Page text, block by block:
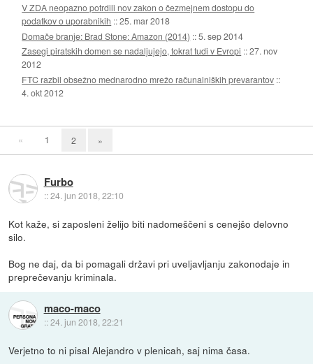
V ZDA neopazno potrdili nov zakon o čezmejnem dostopu do
podatkov o uporabnikih ::25. mar 2018
Domače branje: Brad Stone: Amazon (2014) ::5. sep 2014
Zasegi piratskih domen se nadaljujejo, tokrat tudi v Evropi ::27. nov
2012
FTC razbil obsežno mednarodno mrežo računalniških prevarantov ::
4. okt 2012
« 1 2 »
Furbo
::24. jun 2018, 22:10
Kot kaže, si zaposleni želijo biti nadomeščeni s cenejšo delovno
silo.
Bog ne daj, da bi pomagali državi pri uveljavljanju zakonodaje in
preprečevanju kriminala.
maco-maco
::24. jun 2018, 22:21
Verjetno to ni pisal Alejandro v plenicah, saj nima časa.